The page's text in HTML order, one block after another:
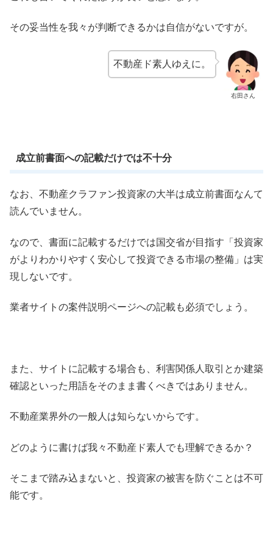
その妥当性を我々が判断できるかは自信がないですが。
右田さん
不動産ド素人ゆえに。
成立前書面への記載だけでは不十分
なお、不動産クラファン投資家の大半は成立前書面なんて
読んでいません。
なので、書面に記載するだけでは国交省が目指す「投資家
がよりわかりやすく安心して投資できる市場の整備」は実
現しないです。
業者サイトの案件説明ページへの記載も必須でしょう。
また、サイトに記載する場合も、利害関係人取引とか建築
確認といった用語をそのまま書くべきではありません。
不動産業界外の一般人は知らないからです。
どのように書けば我々不動産ド素人でも理解できるか？
そこまで踏み込まないと、投資家の被害を防ぐことは不可
能です。